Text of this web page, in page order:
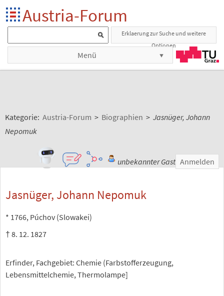
Austria-Forum
Erklaerung zur Suche und weitere
Optionen
Menü
Kategorie: Austria-Forum > Biographien > Jasnüger, Johann
Nepomuk
unbekannter Gast Anmelden
Jasnüger, Johann Nepomuk
* 1766, Púchov (Slowakei)
† 8. 12. 1827
Erfinder, Fachgebiet: Chemie (Farbstofferzeugung,
Lebensmittelchemie, Thermolampe]